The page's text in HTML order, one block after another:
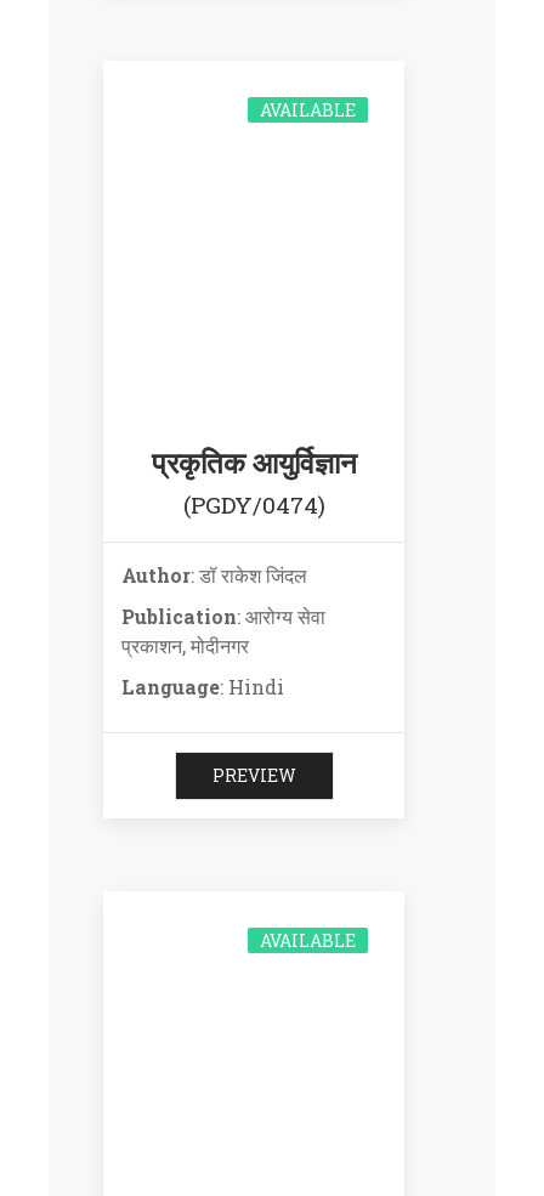
प्रकृतिक आयुर्विज्ञान
(PGDY/0474)
AVAILABLE
Author: डॉ राकेश जिंदल
Publication: आरोग्य सेवा
प्रकाशन, मोदीनगर
Language: Hindi
PREVIEW
AVAILABLE